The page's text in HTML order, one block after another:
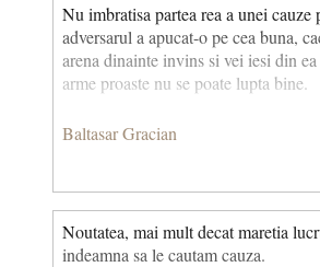
Nu imbratisa partea rea a unei cauze
adversarul a apucat-o pe cea buna,
arena dinainte invins si vei iesi din
arme proaste nu se poate lupta bine.
Baltasar Gracian
Noutatea, mai mult decat maretia
indeamna sa le cautam cauza.